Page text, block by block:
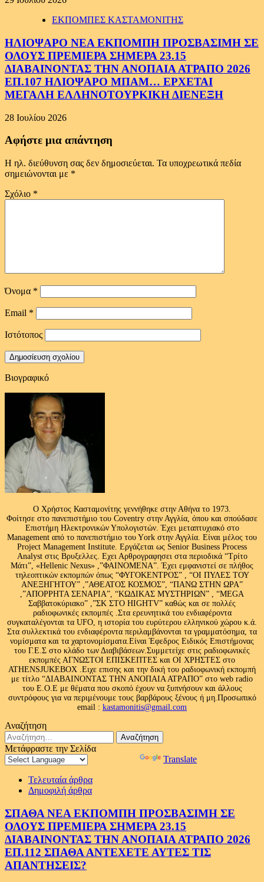
ΕΚΠΟΜΠΕΣ ΚΑΣΤΑΜΟΝΙΤΗΣ
ΗΛΙΟΨΑΡΟ ΝΕΑ ΕΚΠΟΜΠΗ ΠΡΟΣΒΑΣΙΜΗ ΣΕ
ΟΛΟΥΣ ΠΡΕΜΙΕΡΑ ΣΗΜΕΡΑ 23.15
ΔΙΑΒΑΙΝΟΝΤΑΣ ΤΗΝ ΑΝΟΠΑΙΑ ΑΤΡΑΠΟ 2026
ΕΠ.107 ΗΛΙΟΨΑΡΟ ΜΠΑΜ… ΕΡΧΕΤΑΙ
ΜΕΓΑΛΗ ΕΛΛΗΝΟΤΟΥΡΚΙΚΗ ΔΙΕΝΕΞΗ
28 Ιουλίου 2026
Αφήστε μια απάντηση
Η ηλ. διεύθυνση σας δεν δημοσιεύεται. Τα υποχρεωτικά πεδία
σημειώνονται με *
Σχόλιο *
Όνομα *
Email *
Ιστότοπος
Βιογραφικό
Ο Χρήστος Κασταμονίτης γεννήθηκε στην Αθήνα το 1973.
Φοίτησε στο πανεπιστήμιο του Coventry στην Αγγλία, όπου και σπούδασε
Επιστήμη Ηλεκτρονικών Υπολογιστών. Έχει μεταπτυχιακό στο
Management από το πανεπιστήμιο του Υork στην Αγγλία. Είναι μέλος του
Project Management Institute. Εργάζεται ως Senior Business Process
Analyst στις Βρυξελλες. Εχει Αρθρογραφησει στα περιοδικά “Τρίτο
Μάτι”, «Hellenic Nexus» ,”ΦΑΙΝΟΜΕΝΑ”. Έχει εμφανιστεί σε πλήθος
τηλεοπτικών εκπομπών όπως “ΦΥΓΟΚΕΝΤΡΟΣ” , “ΟΙ ΠΥΛΕΣ ΤΟΥ
ΑΝΕΞΗΓΗΤΟΥ” ,”ΑΘΕΑΤΟΣ ΚΟΣΜΟΣ”, “ΠΑΝΩ ΣΤΗΝ ΩΡΑ”
,”ΑΠΟΡΡΗΤΑ ΣΕΝΑΡΙΑ”, “ΚΩΔΙΚΑΣ ΜΥΣΤΗΡΙΩΝ” , “MEGA
Σαββατοκύριακο” ,”ΣΚ ΣΤΟ HIGHTV” καθώς και σε πολλές
ραδιοφωνικές εκπομπές .Στα ερευνητικά του ενδιαφέροντα
συγκαταλέγονται τα UFO, η ιστορία του ευρύτερου ελληνικού χώρου κ.ά.
Στα συλλεκτικά του ενδιαφέροντα περιλαμβάνονται τα γραμματόσημα, τα
νομίσματα και τα χαρτονομίσματα.Είναι Έφεδρος Ειδικός Επιστήμονας
του Γ.Ε.Σ στο κλάδο των Διαβιβάσεων.Συμμετείχε στις ραδιοφωνικές
εκπομπές ΑΓΝΩΣΤΟΙ ΕΠΙΣΚΕΠΤΕΣ και ΟΙ ΧΡΗΣΤΕΣ στο
ATHENSJUKEBOX .Ειχε επισης και την δική του ραδιοφωνική εκπομπή
με τίτλο “ΔΙΑΒΑΙΝΟΝΤΑΣ ΤΗΝ ΑΝΟΠΑΙΑ ΑΤΡΑΠΟ” στο web radio
του Ε.Ο.Ε με θέματα που σκοπό έχουν να ξυπνήσουν και άλλους
συντρόφους για να περιμένουμε τους βαρβάρους ξένους ή μη.Προσωπικό
email : kastamonitis@gmail.com
Αναζήτηση
Αναζήτηση
για:
Μετάφραστε την Σελίδα
Translate
Τελευταία άρθρα
Δημοφιλή άρθρα
ΣΠΑΘΑ ΝΕΑ ΕΚΠΟΜΠΗ ΠΡΟΣΒΑΣΙΜΗ ΣΕ
ΟΛΟΥΣ ΠΡΕΜΙΕΡΑ ΣΗΜΕΡΑ 23.15
ΔΙΑΒΑΙΝΟΝΤΑΣ ΤΗΝ ΑΝΟΠΑΙΑ ΑΤΡΑΠΟ 2026
ΕΠ.112 ΣΠΑΘΑ ΑΝΤΕΧΕΤΕ ΑΥΤΕΣ ΤΙΣ
ΑΠΑΝΤΗΣΕΙΣ?